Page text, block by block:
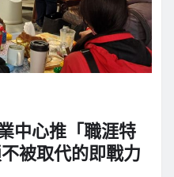
中心推「職涯特
被取代的即戰力